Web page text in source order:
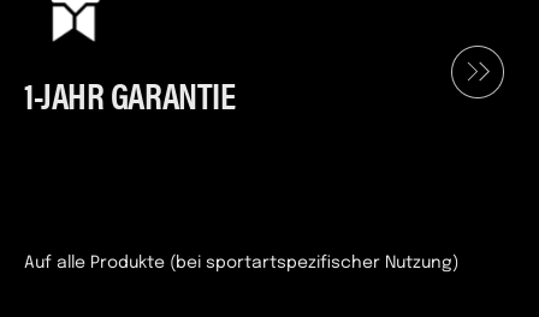
1-JAHR GARANTIE
Auf alle Produkte (bei sportartspezifischer Nutzung)